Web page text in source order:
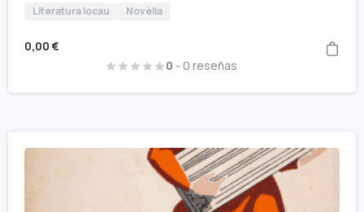
Literatura locau Novèlla
0,00 €
0 - 0 reseñas